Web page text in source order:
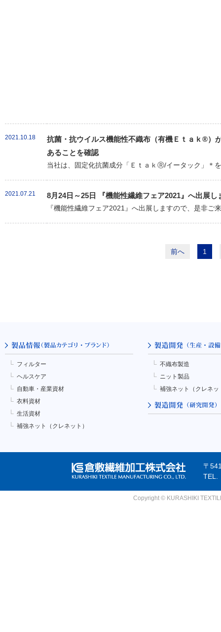
2021.10.18
抗菌・抗ウイルス機能性不織布（有機Ｅｔａｋ®）
あることを確認
当社は、固定化抗菌成分「ＥｔａｋⓇ/イータック」＊
2021.07.21 8月24日～25日 『機能性繊維フェア2021』へ出展し
『機能性繊維フェア2021』へ出展しますので、是
前へ 1
フィルター
ヘルスケア
自動車・産業資材
衣料資材
生活資材
補強ネット（クレネット）
不織布製造
ニット製品
補強ネット（クレネッ
〒
TEL.
Copyright © KURASHIKI